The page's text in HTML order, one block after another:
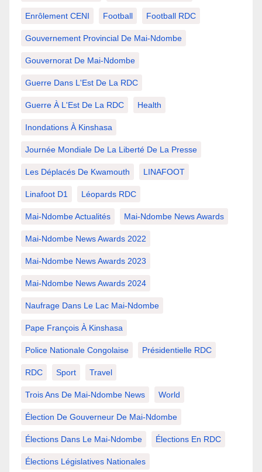
Enrôlement CENI Football Football RDC
Gouvernement Provincial De Mai-Ndombe
Gouvernorat De Mai-Ndombe
Guerre Dans L'Est De La RDC
Guerre À L'Est De La RDC Health
Inondations À Kinshasa
Journée Mondiale De La Liberté De La Presse
Les Déplacés De Kwamouth LINAFOOT
Linafoot D1 Léopards RDC
Mai-Ndombe Actualités Mai-Ndombe News Awards
Mai-Ndombe News Awards 2022
Mai-Ndombe News Awards 2023
Mai-Ndombe News Awards 2024
Naufrage Dans Le Lac Mai-Ndombe
Pape François À Kinshasa
Police Nationale Congolaise Présidentielle RDC
RDC Sport Travel
Trois Ans De Mai-Ndombe News World
Élection De Gouverneur De Mai-Ndombe
Élections Dans Le Mai-Ndombe Élections En RDC
Élections Législatives Nationales